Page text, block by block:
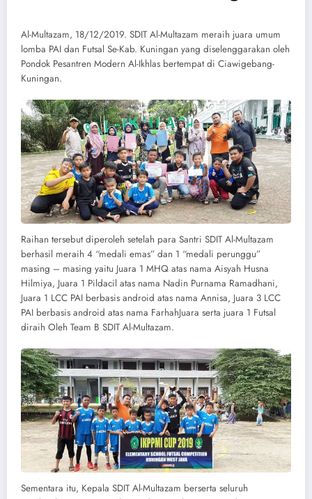
Al-Multazam, 18/12/2019. SDIT Al-Multazam meraih juara umum
lomba PAI dan Futsal Se-Kab. Kuningan yang diselenggarakan oleh
Pondok Pesantren Modern Al-Ikhlas bertempat di Ciawigebang-
Kuningan.
Raihan tersebut diperoleh setelah para Santri SDIT Al-Multazam
berhasil meraih 4 “medali emas” dan 1 “medali perunggu”
masing – masing yaitu Juara 1 MHQ atas nama Aisyah Husna
Hilmiya, Juara 1 Pildacil atas nama Nadin Purnama Ramadhani,
Juara 1 LCC PAI berbasis android atas nama Annisa, Juara 3 LCC
PAI berbasis android atas nama FarhahJuara serta juara 1 Futsal
diraih Oleh Team B SDIT Al-Multazam.
Sementara itu, Kepala SDIT Al-Multazam berserta seluruh